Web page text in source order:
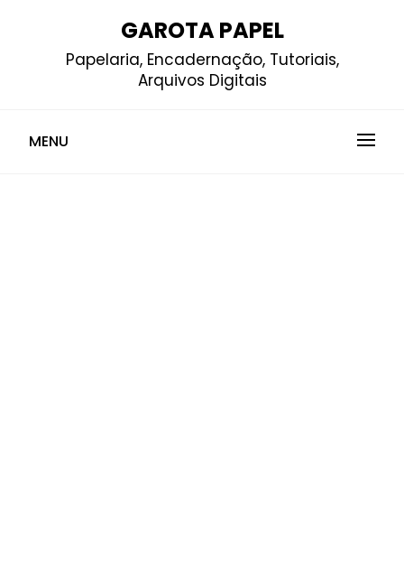
GAROTA PAPEL
Papelaria, Encadernação, Tutoriais,
Arquivos Digitais
MENU